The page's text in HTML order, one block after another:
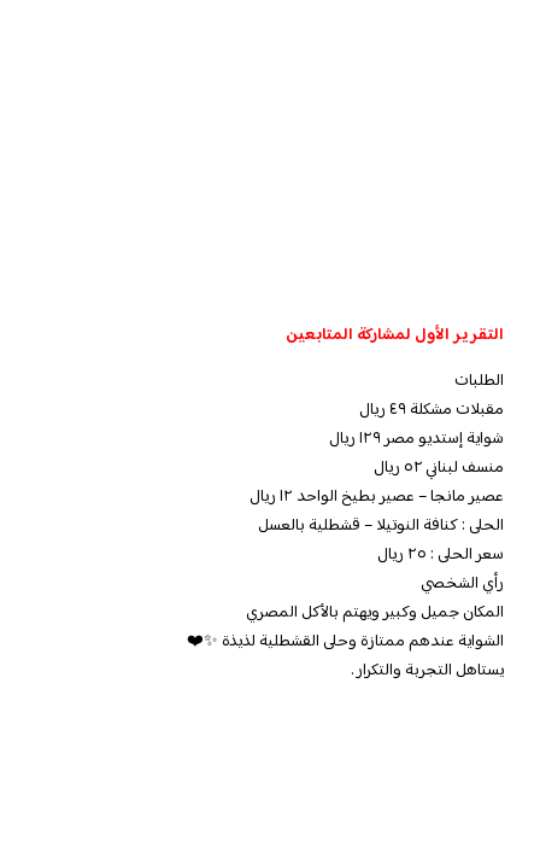
التقرير الأول لمشاركة المتابعين
الطلبات
مقبلات مشكلة ٤٩ ريال
شواية إستديو مصر ١٢٩ ريال
منسف لبناني ٥٢ ريال
عصير مانجا – عصير بطيخ الواحد ١٢ ريال
الحلى : كنافة النوتيلا – قشطلية بالعسل
سعر الحلى : ٢٥ ريال
رأي الشخصي
المكان جميل وكبير ويهتم بالأكل المصري
الشواية عندهم ممتازة وحلى القشطلية لذيذة ✨❤️
يستاهل التجربة والتكرار .